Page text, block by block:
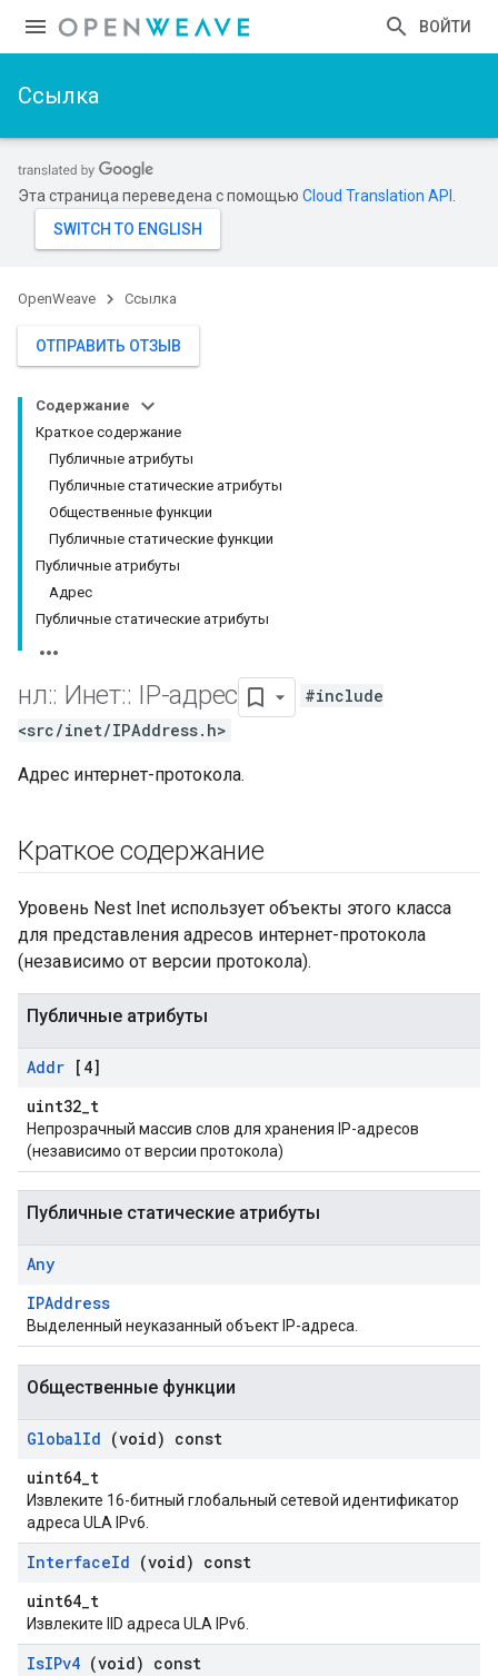
ВОЙТИ
Ссылка
Эта страница переведена с помощью Cloud Translation API
OpenWeave Ссылка
ОТПРАВИТЬ ОТЗЫВ
Содержание
Краткое содержание
Публичные атрибуты
Публичные статические атрибуты
Общественные функции
Публичные статические функции
Публичные атрибуты
Адрес
Публичные статические атрибуты
нл:: Инет:: IP-адрес
#include
<src/inet/IPAddress.h>
Адрес интернет-протокола.
Краткое содержание
Уровень Nest Inet использует объекты этого класса
для представления адресов интернет-протокола
(независимо от версии протокола).
Публичные атрибуты
Addr [4]
uint32_t
Непрозрачный массив слов для хранения IP-адресов
(независимо от версии протокола)
Публичные статические атрибуты
Any
IPAddress
Выделенный неуказанный объект IP-адреса.
Общественные функции
GlobalId (void) const
uint64_t
Извлеките 16-битный глобальный сетевой идентификатор
адреса ULA IPv6.
InterfaceId (void) const
uint64_t
Извлеките IID адреса ULA IPv6.
IsIPv4 (void) const